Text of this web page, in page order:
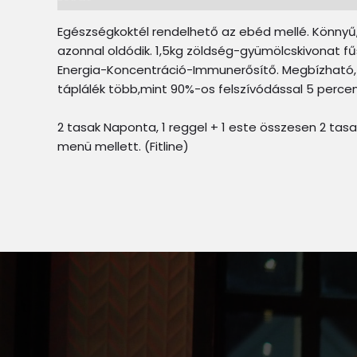
Egészségkoktél rendelhető az ebéd mellé.
azonnal oldódik. 1,5kg zöldség-gyümölcskivonat
Energia-Koncentráció-Immunerősítő.
táplálék több,mint 90%-os felszívódással 5
2 tasak Naponta, 1 reggel + 1 este összesen 2
menü mellett. (Fitline)